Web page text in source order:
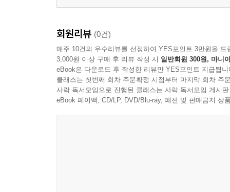
회원리뷰 (0건)
매주 10건의 우수리뷰를 선정하여 YES포인트 3만원을 드
3,000원 이상 구매 후 리뷰 작성 시 일반회원 300원, 마니
eBook은 다운로드 후 작성한 리뷰만 YES포인트 지급됩니
클래스는 첫번째 회차 주문확정 시점부터 마지막 회차 주
사락 독서모임으로 진행된 클래스는 사락 독서모임 게시
eBook 페이백, CD/LP, DVD/Blu-ray, 패션 및 판매금지 상